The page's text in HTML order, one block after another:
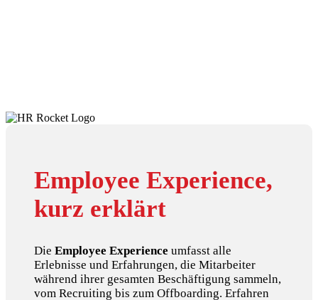
Employee Experience,
kurz erklärt
Die Employee Experience umfasst alle
Erlebnisse und Erfahrungen, die Mitarbeiter
während ihrer gesamten Beschäftigung sammeln,
vom Recruiting bis zum Offboarding. Erfahren